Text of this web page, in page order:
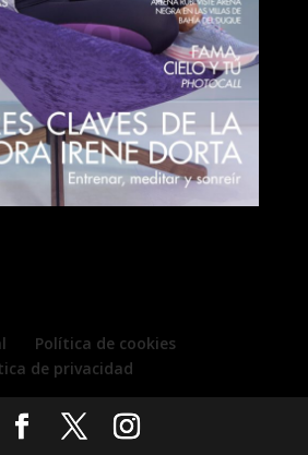
Política de cookies
de privacidad